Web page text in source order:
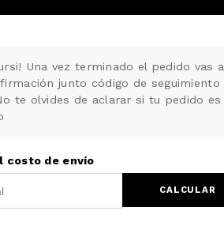
Una vez terminado el pedido vas a
junto código de seguimiento
te olvides de aclarar si tu pedido es
costo de envío
CALCULAR